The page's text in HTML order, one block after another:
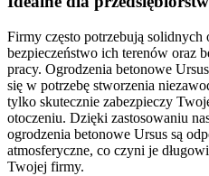
Firmy często potrzebują solidnych
bezpieczeństwo ich terenów oraz
pracy. Ogrodzenia betonowe
się w potrzebę stworzenia
tylko skutecznie zabezpieczy
otoczeniu. Dzięki zastosowaniu
ogrodzenia betonowe Ursus są
atmosferyczne, co czyni je
Twojej firmy.